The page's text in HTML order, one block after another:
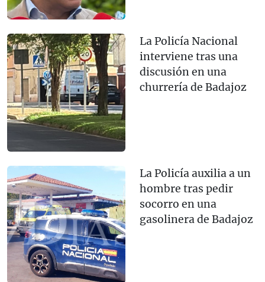
La Policía Nacional
interviene tras una
discusión en una
churrería de Badajoz
La Policía auxilia a un
hombre tras pedir
socorro en una
gasolinera de Badajoz